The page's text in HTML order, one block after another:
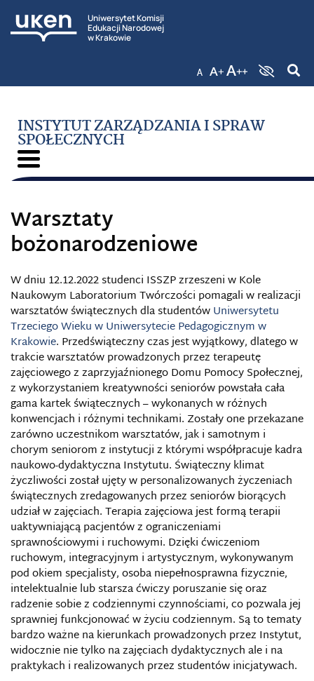
Uniwersytet Komisji
Edukacji Narodowej
w Krakowie
INSTYTUT ZARZĄDZANIA I SPRAW
SPOŁECZNYCH
Warsztaty
bożonarodzeniowe
W dniu 12.12.2022 studenci ISSZP zrzeszeni w Kole
Naukowym Laboratorium Twórczości pomagali w realizacji
warsztatów świątecznych dla studentówUniwersytetu
Trzeciego Wieku w Uniwersytecie Pedagogicznym w
Krakowie. Przedświąteczny czas jest wyjątkowy, dlatego w
trakcie warsztatów prowadzonych przez terapeutę
zajęciowego z zaprzyjaźnionego Domu Pomocy Społecznej,
z wykorzystaniem kreatywności seniorów powstała cała
gama kartek świątecznych – wykonanych w różnych
konwencjach i różnymi technikami. Zostały one przekazane
zarówno uczestnikom warsztatów, jak i samotnym i
chorym seniorom z instytucji z którymi współpracuje kadra
naukowo-dydaktyczna Instytutu. Świąteczny klimat
życzliwości został ujęty w personalizowanych życzeniach
świątecznych zredagowanych przez seniorów biorących
udział w zajęciach. Terapia zajęciowa jest formą terapii
uaktywniającą pacjentów z ograniczeniami
sprawnościowymi i ruchowymi. Dzięki ćwiczeniom
ruchowym, integracyjnym i artystycznym, wykonywanym
pod okiem specjalisty, osoba niepełnosprawna fizycznie,
intelektualnie lub starsza ćwiczy poruszanie się oraz
radzenie sobie z codziennymi czynnościami, co pozwala jej
sprawniej funkcjonować w życiu codziennym. Są to tematy
bardzo ważne na kierunkach prowadzonych przez Instytut,
widocznie nie tylko na zajęciach dydaktycznych ale i na
praktykach i realizowanych przez studentów inicjatywach.